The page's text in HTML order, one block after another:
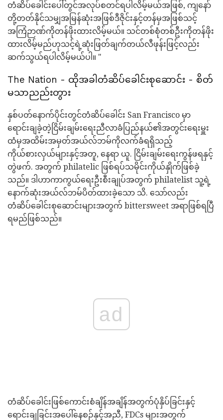
တံဆိပ်ခေါင်းပေါ်တွင်အလုပ်စတင်ရပါလိမ့်မယ်အဖြစ်, ကျနော်
တို့တတ်နိုင်သမျှအမြန်ဆုံးအဖြစ်ဒီဇိုင်းနှင့်တန်မှအဖြစ်သင့်
အကြံဉာဏ်ကိုတန်ဖိုးထားလိမ့်မယ်။ သင်တစ်စုံတစ်ဦးကိုတန်ဖိုး
ထားလိမ့်မည်ဟုသင့်ရဲ့ဆုံးဖြတ်ချက်တယ်လီဖုန်းဖြင့်လည်း
ဆက်သွယ်ရပါလိမ့်မယ်ပါ။ "
The Nation - ထိုအခါတံဆိပ်ခေါင်းစုဆောင်း - စိတ်
မသာညည်းတွား
နှစ်ပတ်နောက်ပိုင်းတွင်တံဆိပ်ခေါင်း San Francisco မှာ
ရောင်းချခဲ့တဲ့ငြိမ်းချမ်းရေးညီလာခံပြည်နယ်၏အတွင်းရေးမှူး
ထံမှအထိမ်းအမှတ်အယ်လ်ဘမ်ကိုလက်ခံရရှိသည့်
ကိုယ်စားလှယ်များနှင့်အတူ, နေရာ ယူ. ငြိမ်းချမ်းရေးကွန်ဖရနှင့်
တွဲဖက်. အတွက် philatelic ဖြစ်ရပ်သမိုင်းကိုယ်နှိုက်ဖြစ်ခဲ့
သည်။ ဒါဟာကာကွယ်ရေးဦးစီးချုပ်အတွက် philatelist သူ့ရဲ့
နောက်ဆုံးအယ်လ်ဘမ်ပိတ်ထားခဲ့သော သိ. သော်လည်း
တံဆိပ်ခေါင်းစုဆောင်းများအတွက် bittersweet အရာဖြစ်ရပြီ
ရမည်ဖြစ်သည်။
ad
တံဆိပ်ခေါင်းဖြစ်ကောင်းစံချိန်အချိန်အတွက်ပုံနှိပ်ခြင်းနှင့်
ရောင်းချခြင်းအပေါ်နေစဉ်နှင့်အညီ, FDCs များအတွက်